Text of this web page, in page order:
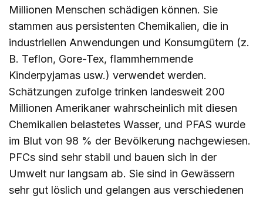
Millionen Menschen schädigen können. Sie
stammen aus persistenten Chemikalien, die in
industriellen Anwendungen und Konsumgütern (z.
B. Teflon, Gore-Tex, flammhemmende
Kinderpyjamas usw.) verwendet werden.
Schätzungen zufolge trinken landesweit 200
Millionen Amerikaner wahrscheinlich mit diesen
Chemikalien belastetes Wasser, und PFAS wurde
im Blut von 98 % der Bevölkerung nachgewiesen.
PFCs sind sehr stabil und bauen sich in der
Umwelt nur langsam ab. Sie sind in Gewässern
sehr gut löslich und gelangen aus verschiedenen